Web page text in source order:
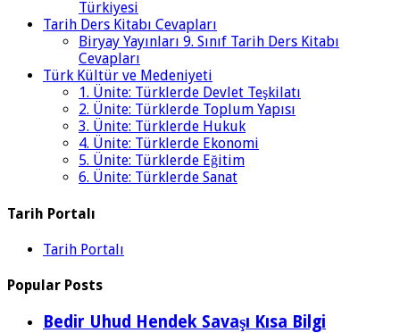
Türkiyesi
Tarih Ders Kitabı Cevapları
Biryay Yayınları 9. Sınıf Tarih Ders Kitabı
Cevapları
Türk Kültür ve Medeniyeti
1. Ünite: Türklerde Devlet Teşkilatı
2. Ünite: Türklerde Toplum Yapısı
3. Ünite: Türklerde Hukuk
4. Ünite: Türklerde Ekonomi
5. Ünite: Türklerde Eğitim
6. Ünite: Türklerde Sanat
Tarih Portalı
Tarih Portalı
Popular Posts
Bedir Uhud Hendek Savaşı Kısa Bilgi